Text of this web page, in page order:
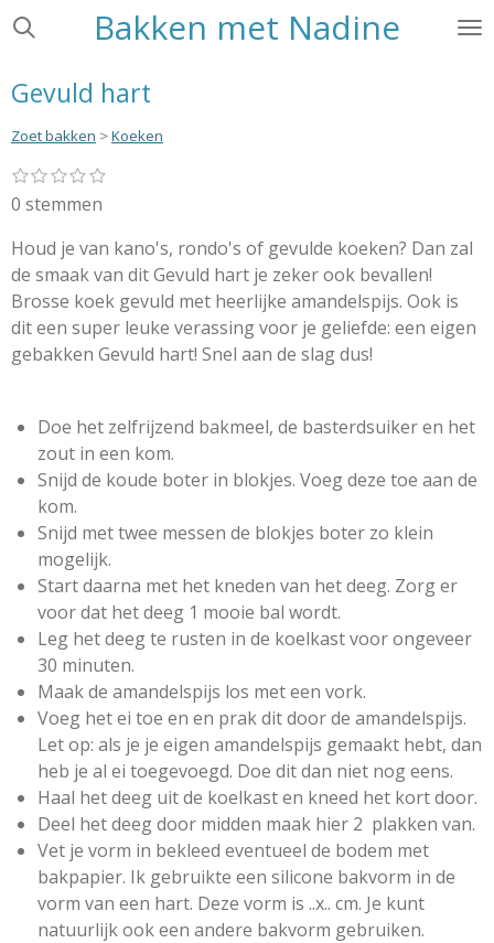
Ga
de
hoofdinhoud
Bakken met Nadine
Gevuld hart
Zoet bakken >Koeken
R
a
i
n
g
:
0
1
s
t
r
2
t
r
r
e
n
3
t
r
r
e
n
4
t
r
r
e
n
5
t
r
r
e
n
S
m
m
e
n
0 stemmen
Houd je van kano's, rondo's of gevulde koeken? Dan zal
de smaak van dit Gevuld hart je zeker ook bevallen!
Brosse koek gevuld met heerlijke amandelspijs. Ook is
dit een super leuke verassing voor je geliefde: een eigen
gebakken Gevuld hart! Snel aan de slag dus!
Doe het zelfrijzend bakmeel, de basterdsuiker en het
zout in een kom.
Snijd de koude boter in blokjes. Voeg deze toe aan de
kom.
Snijd met twee messen de blokjes boter zo klein
mogelijk.
Start daarna met het kneden van het deeg. Zorg er
voor dat het deeg 1 mooie bal wordt.
Leg het deeg te rusten in de koelkast voor ongeveer
30 minuten.
Maak de amandelspijs los met een vork.
Voeg het ei toe en en prak dit door de amandelspijs.
Let op: als je je eigen amandelspijs gemaakt hebt, dan
heb je al ei toegevoegd. Doe dit dan niet nog eens.
Haal het deeg uit de koelkast en kneed het kort door.
Deel het deeg door midden maak hier 2 plakken van.
Vet je vorm in bekleed eventueel de bodem met
bakpapier. Ik gebruikte een silicone bakvorm in de
vorm van een hart. Deze vorm is ..x.. cm. Je kunt
natuurlijk ook een andere bakvorm gebruiken.